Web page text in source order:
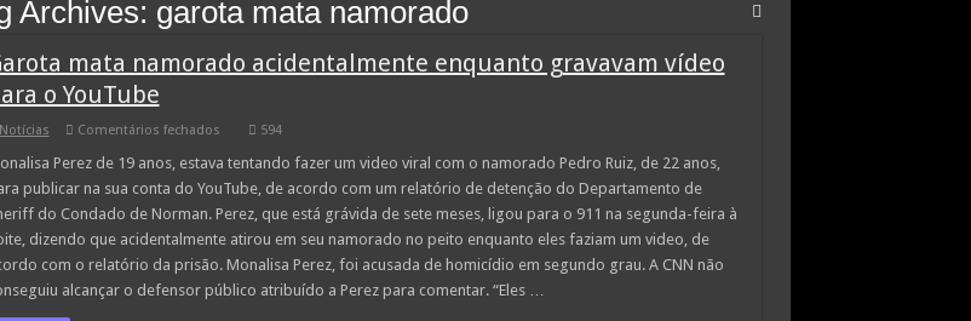
Archives: garota mata namorado
mata namorado acidentalmente enquanto gravavam vídeo
o YouTube
Notícias Comentários fechadosem
mata
acidentalmente
enquanto
gravavam
vídeo
o YouTube
594
Perez de 19 anos, estava tentando fazer um video viral com o namorado Pedro Ruiz, de 22 anos,
publicar na sua conta do YouTube, de acordo com um relatório de detenção do Departamento de
do Condado de Norman. Perez, que está grávida de sete meses, ligou para o 911 na segunda-feira à
dizendo que acidentalmente atirou em seu namorado no peito enquanto eles faziam um video, de
com o relatório da prisão. Monalisa Perez, foi acusada de homicídio em segundo grau. A CNN não
alcançar o defensor público atribuído a Perez para comentar. “Eles …